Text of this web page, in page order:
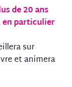
de 20 ans
en particulier
sur
et animera